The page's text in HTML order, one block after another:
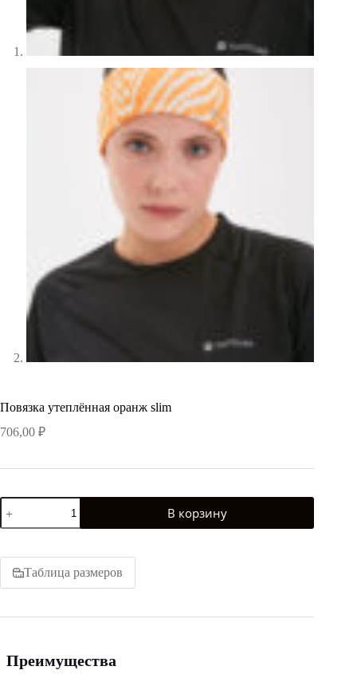
Повязка утеплённая оранж slim
706,00 ₽
Количество
товара
Повязка
оранж
slim
В корзину
Таблица размеров
Преимущества